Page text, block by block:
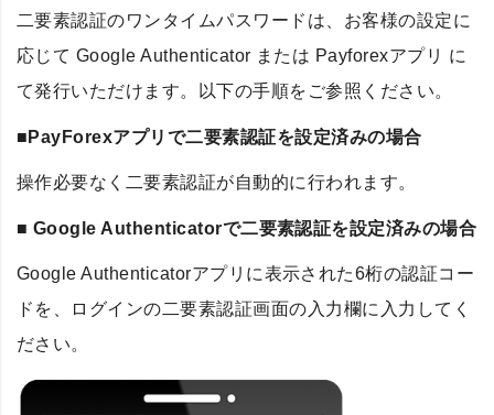
二要素認証のワンタイムパスワードは、お客様の設定に
応じて Google Authenticator または Payforexアプリ に
て発行いただけます。以下の手順をご参照ください。
■PayForexアプリで二要素認証を設定済みの場合
操作必要なく二要素認証が自動的に行われます。
■ Google Authenticatorで二要素認証を設定済みの場合
Google Authenticatorアプリに表示された6桁の認証コー
ドを、ログインの二要素認証画面の入力欄に入力してく
ださい。